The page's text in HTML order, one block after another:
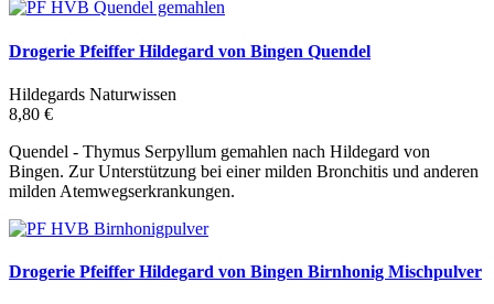
Drogerie Pfeiffer Hildegard von Bingen Quendel
Hildegards Naturwissen
8,80 €
Quendel - Thymus Serpyllum gemahlen nach Hildegard von
Bingen. Zur Unterstützung bei einer milden Bronchitis und anderen
milden Atemwegserkrankungen.
Drogerie Pfeiffer Hildegard von Bingen Birnhonig Mischpulver